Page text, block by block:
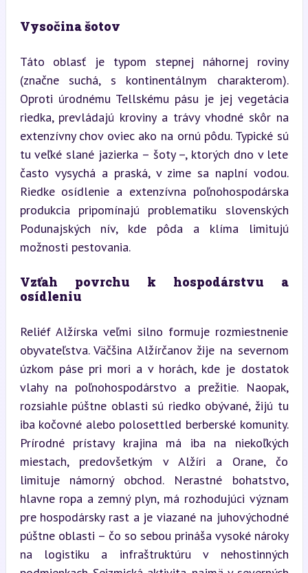
Vysočina šotov
Táto oblasť je typom stepnej náhornej roviny
(značne suchá, s kontinentálnym charakterom).
Oproti úrodnému Tellskému pásu je jej vegetácia
riedka, prevládajú kroviny a trávy vhodné skôr na
extenzívny chov oviec ako na ornú pôdu. Typické sú
tu veľké slané jazierka – šoty –, ktorých dno v lete
často vysychá a praská, v zime sa naplní vodou.
Riedke osídlenie a extenzívna poľnohospodárska
produkcia pripomínajú problematiku slovenských
Podunajských nív, kde pôda a klíma limitujú
možnosti pestovania.
Vzťah povrchu k hospodárstvu a
osídleniu
Reliéf Alžírska veľmi silno formuje rozmiestnenie
obyvateľstva. Väčšina Alžírčanov žije na severnom
úzkom páse pri mori a v horách, kde je dostatok
vlahy na poľnohospodárstvo a prežitie. Naopak,
rozsiahle púštne oblasti sú riedko obývané, žijú tu
iba kočovné alebo polosettled berberské komunity.
Prírodné prístavy krajina má iba na niekoľkých
miestach, predovšetkým v Alžíri a Orane, čo
limituje námorný obchod. Nerastné bohatstvo,
hlavne ropa a zemný plyn, má rozhodujúci význam
pre hospodársky rast a je viazané na juhovýchodné
púštne oblasti – čo so sebou prináša vysoké nároky
na logistiku a infraštruktúru v nehostinných